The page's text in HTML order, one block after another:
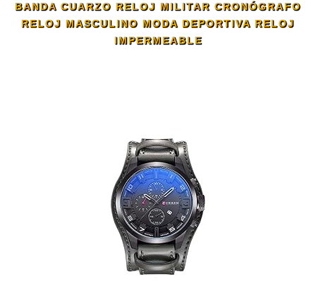
BANDA CUARZO RELOJ MILITAR CRONÓGRAFO
RELOJ MASCULINO MODA DEPORTIVA RELOJ
IMPERMEABLE